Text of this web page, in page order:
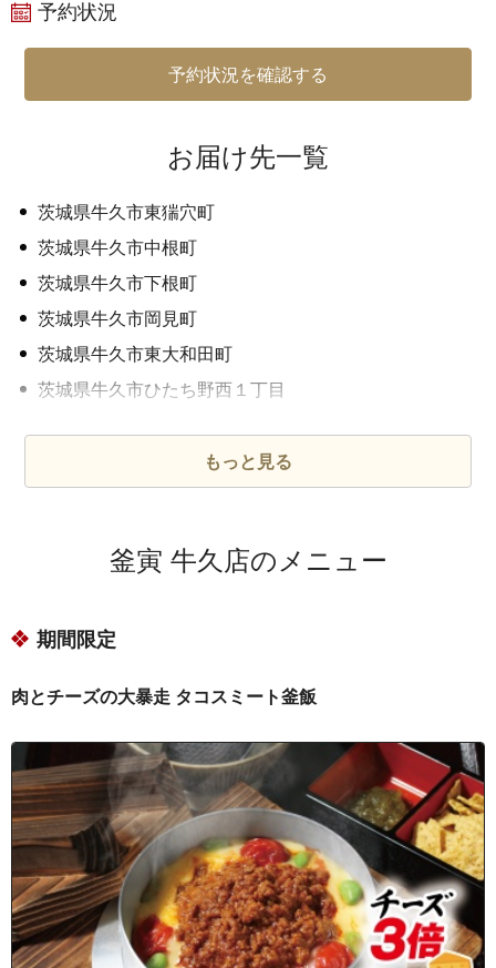
予約状況
予約状況を確認する
お届け先一覧
茨城県牛久市東猯穴町
茨城県牛久市中根町
茨城県牛久市下根町
茨城県牛久市岡見町
茨城県牛久市東大和田町
茨城県牛久市ひたち野西１丁目
茨城県牛久市ひたち野西３丁目
茨城県牛久市ひたち野東２丁目
茨城県牛久市ひたち野東４丁目
茨城県牛久市柏田町
茨城県牛久市結束町
茨城県牛久市上太田町
茨城県牛久市女化町
茨城県牛久市遠山町
茨城県牛久市神谷１丁目
茨城県牛久市神谷２丁目
茨城県牛久市神谷３丁目
もっと見る
釜寅 牛久店のメニュー
期間限定
肉とチーズの大暴走 タコスミート釜飯